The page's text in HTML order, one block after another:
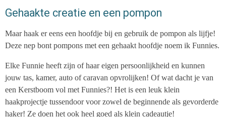
Gehaakte creatie en een pompon
Maar haak er eens een hoofdje bij en gebruik de pompon als lijfje!
Deze nep bont pompons met een gehaakt hoofdje noem ik Funnies.
Elke Funnie heeft zijn of haar eigen persoonlijkheid en kunnen
jouw tas, kamer, auto of caravan opvrolijken! Of wat dacht je van
een Kerstboom vol met Funnies?! Het is een leuk klein
haakprojectje tussendoor voor zowel de beginnende als gevorderde
haker! Ze doen het ook heel goed als klein cadeautje!